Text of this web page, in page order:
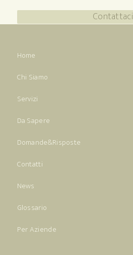
Contattaci
Home
Chi Siamo
Servizi
Da Sapere
Domande&Risposte
Contatti
News
Glossario
Per Aziende